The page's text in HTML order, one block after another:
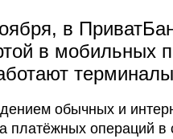
в
в мобильных
обычных и
платёжных операций